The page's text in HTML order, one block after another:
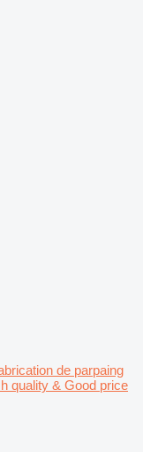
de parpaing
quality & Good price